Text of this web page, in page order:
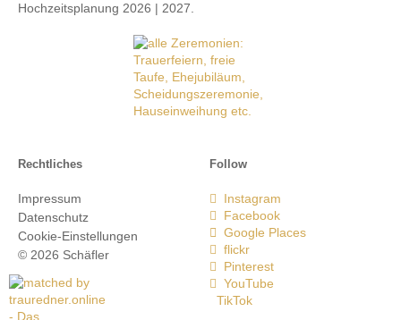
Rechtliches
Impressum
Datenschutz
Cookie-Einstellungen
© 2026 Schäfler
Hochzeitsplanung 2026 | 2027.
Follow
Instagram
Facebook
Google Places
flickr
Pinterest
YouTube
TikTok